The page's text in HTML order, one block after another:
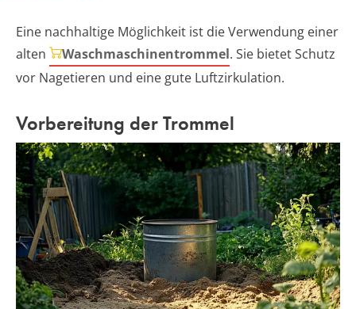
Eine nachhaltige Möglichkeit ist die Verwendung einer
alten
Waschmaschinentrommel. Sie bietet Schutz
vor Nagetieren und eine gute Luftzirkulation.
Vorbereitung der Trommel